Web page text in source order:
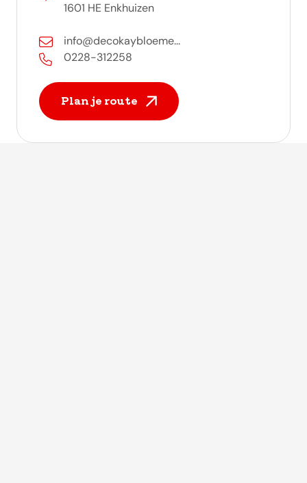
1601 HE Enkhuizen
info@decokaybloeme...
0228-312258
Plan je route